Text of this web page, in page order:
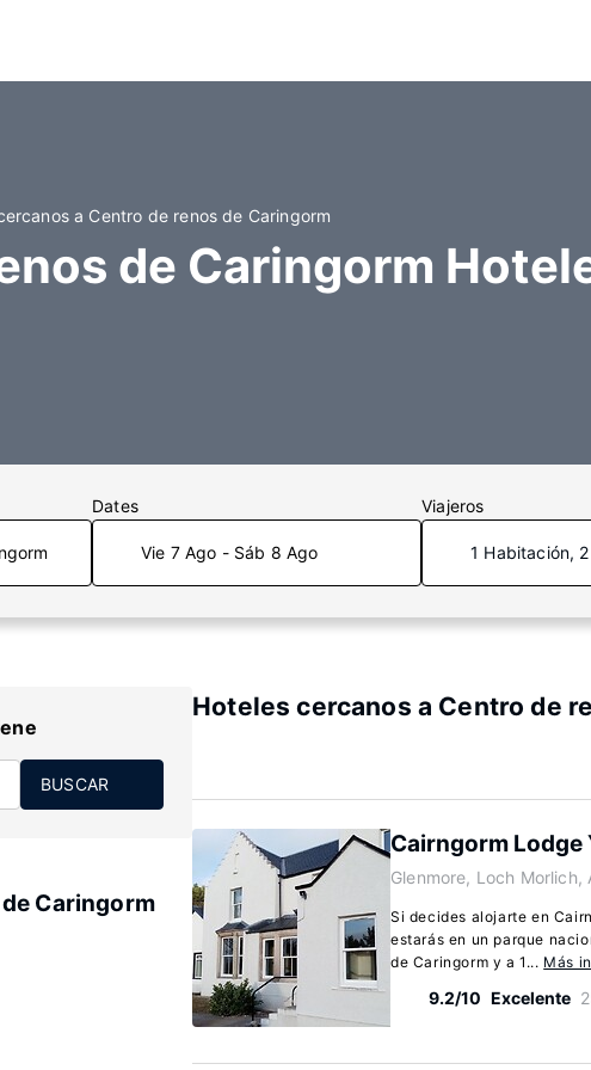
a Centro de renos de Caringorm
de Caringorm
Dates
Vie 7 Ago - Sáb 8 Ago
Viajeros
1 Habitación,
BUSCAR
Caringorm
Hoteles cercanos a Centro de
Cairngorm Lodge
Glenmore, Loch Morlich,
Si decides alojarte en
estarás en un parque
de Caringorm y a 1... Más
9.2/10 Excelente